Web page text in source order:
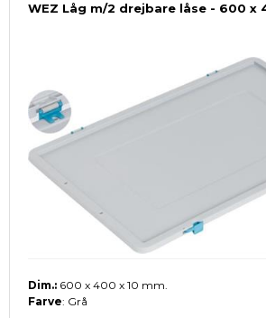
WEZ Låg m/2 drejbare låse - 600 x
Dim.: 600 x 400 x 10 mm.
Farve: Grå